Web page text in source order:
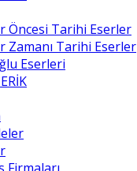
Öncesi Tarihi Eserler
Zamanı Tarihi Eserler
Eserleri